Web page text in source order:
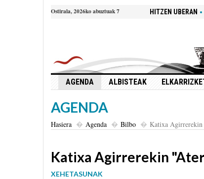
Ostirala, 2026ko abuztuak 7 HITZEN UBERAN
AGENDA ALBISTEAK
AGENDA
Hasiera Agenda Bilbo Katixa
Katixa Agirrerekin
XEHETASUNAK